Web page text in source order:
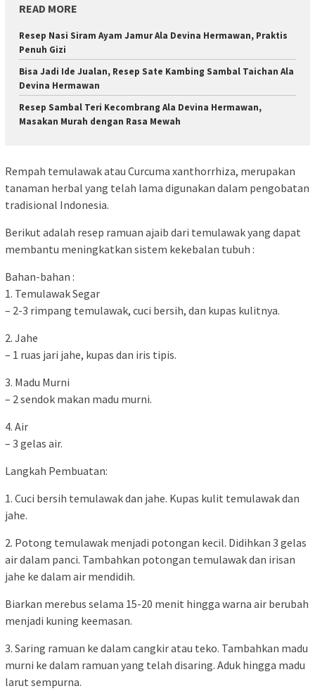
READ MORE
Resep Nasi Siram Ayam Jamur Ala Devina Hermawan, Praktis
Penuh Gizi
Bisa Jadi Ide Jualan, Resep Sate Kambing Sambal Taichan Ala
Devina Hermawan
Resep Sambal Teri Kecombrang Ala Devina Hermawan,
Masakan Murah dengan Rasa Mewah
Rempah temulawak atau Curcuma xanthorrhiza, merupakan
tanaman herbal yang telah lama digunakan dalam pengobatan
tradisional Indonesia.
Berikut adalah resep ramuan ajaib dari temulawak yang dapat
membantu meningkatkan sistem kekebalan tubuh :
Bahan-bahan :
1. Temulawak Segar
– 2-3 rimpang temulawak, cuci bersih, dan kupas kulitnya.
2. Jahe
– 1 ruas jari jahe, kupas dan iris tipis.
3. Madu Murni
– 2 sendok makan madu murni.
4. Air
– 3 gelas air.
Langkah Pembuatan:
1. Cuci bersih temulawak dan jahe. Kupas kulit temulawak dan
jahe.
2. Potong temulawak menjadi potongan kecil. Didihkan 3 gelas
air dalam panci. Tambahkan potongan temulawak dan irisan
jahe ke dalam air mendidih.
Biarkan merebus selama 15-20 menit hingga warna air berubah
menjadi kuning keemasan.
3. Saring ramuan ke dalam cangkir atau teko. Tambahkan madu
murni ke dalam ramuan yang telah disaring. Aduk hingga madu
larut sempurna.